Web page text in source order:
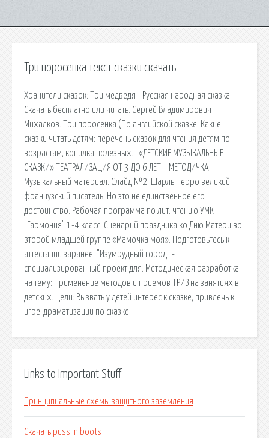
Три поросенка текст сказки скачать
Хранители сказок: Три медведя - Русская народная сказка.
Скачать бесплатно или читать. Сергей Владимирович
Михалков. Три поросенка (По английской сказке. Какие
сказки читать детям: перечень сказок для чтения детям по
возрастам, копилка полезных. · «ДЕТСКИЕ МУЗЫКАЛЬНЫЕ
СКАЗКИ» ТЕАТРАЛИЗАЦИЯ ОТ 3 ДО 6 ЛЕТ + МЕТОДИЧКА
Музыкальный материал. Слайд №2: Шарль Перро великий
французский писатель. Но это не единственное его
достоинство. Рабочая программа по лит. чтению УМК
"Гармония" 1-4 класс. Сценарий праздника ко Дню Матери во
второй младшей группе «Мамочка моя». Подготовьтесь к
аттестации заранее! "Изумрудный город" -
специализированный проект для. Методическая разработка
на тему: Применение методов и приемов ТРИЗ на занятиях в
детских. Цели: Вызвать у детей интерес к сказке, привлечь к
игре-драматизации по сказке.
Links to Important Stuff
Принципиальные схемы защитного заземления
Скачать puss in boots